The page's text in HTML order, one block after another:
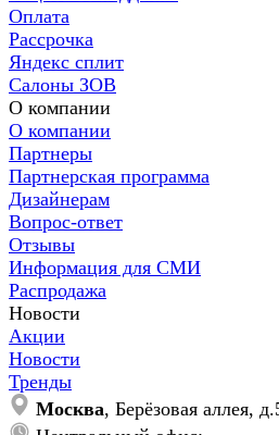
Оплата
Рассрочка
Яндекс сплит
Салоны ЗОВ
О компании
О компании
Партнеры
Партнерская программа
Дизайнерам
Вопрос-ответ
Отзывы
Информация для СМИ
Распродажа
Новости
Акции
Новости
Тренды
Москва, Берёзовая аллея,